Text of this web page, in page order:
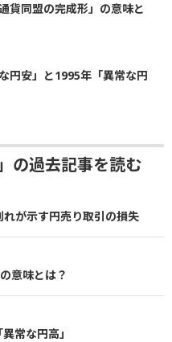
貨同盟の完成形」の意味と
円安」と1995年「異常な円
の過去記事を読む
れが示す円売り取引の損失
意味とは？
常な円高」